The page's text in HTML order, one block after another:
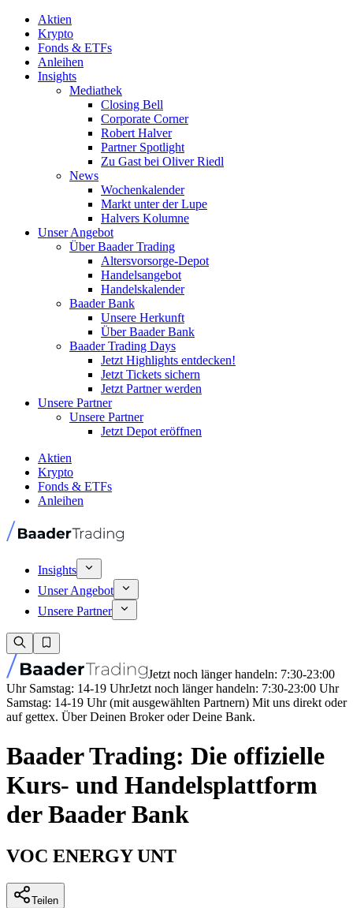
Aktien
Krypto
Fonds & ETFs
Anleihen
Insights
Mediathek
Closing Bell
Corporate Corner
Robert Halver
Partner Spotlight
Zu Gast bei Oliver Riedl
News
Wochenkalender
Markt unter der Lupe
Halvers Kolumne
Unser Angebot
Über Baader Trading
Altersvorsorge-Depot
Handelsangebot
Handelskalender
Baader Bank
Unsere Herkunft
Über Baader Bank
Baader Trading Days
Jetzt Highlights entdecken!
Jetzt Tickets sichern
Jetzt Partner werden
Unsere Partner
Unsere Partner
Jetzt Depot eröffnen
Aktien
Krypto
Fonds & ETFs
Anleihen
Insights
Unser Angebot
Unsere Partner
Jetzt noch länger handeln: 7:30-23:00
Uhr Samstag: 14-19 UhrJetzt noch länger handeln: 7:30-23:00 Uhr
Samstag: 14-19 Uhr (mit ausgewählten Partnern) Mit uns direkt oder
auf gettex. Über Deinen Broker oder Deine Bank.
Baader Trading: Die offizielle
Kurs- und Handelsplattform
der Baader Bank
VOC ENERGY UNT
Teilen